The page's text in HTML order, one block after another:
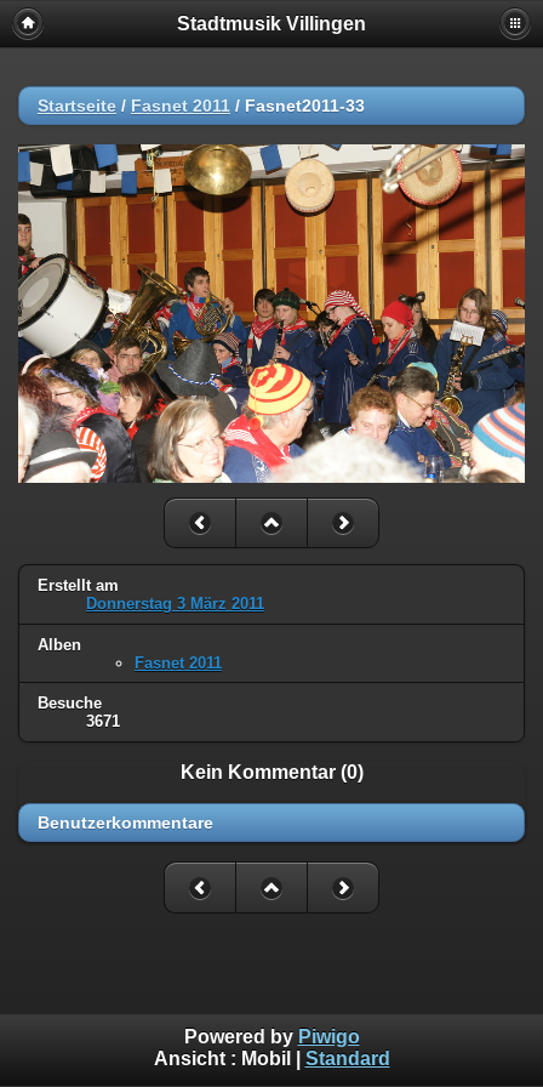
Stadtmusik Villingen
Startseite / Fasnet 2011 / Fasnet2011-33
Erstellt am
Donnerstag 3 März 2011
Alben
Fasnet 2011
Besuche
3671
Kein Kommentar (0)
Benutzerkommentare
Powered by Piwigo
Ansicht : Mobil Standard